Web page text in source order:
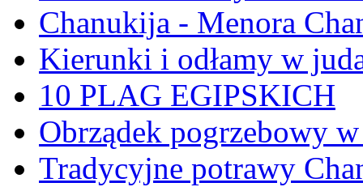
Chanukija - Menora
Kierunki i odłamy w
10 PLAG EGIPSKICH
Obrządek pogrzebowy
Tradycyjne potrawy